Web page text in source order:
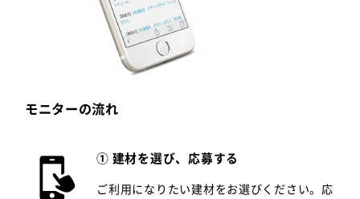
モニターの流れ
① 建材を選び、応募する
ご利用になりたい建材をお選びください。応